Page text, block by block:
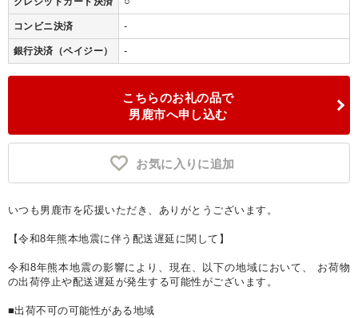
コンビニ決済 -
銀行決済（ペイジー） -
こちらのお礼の品で
男鹿市へ申し込む
お気に入りに追加
いつも男鹿市を応援いただき、ありがとうございます。
【令和8年熊本地震に伴う配送遅延に関して】
令和8年熊本地震の影響により、現在、以下の地域において、 お荷物
の出荷停止や配送遅延が発生する可能性がございます。
■出荷不可の可能性がある地域